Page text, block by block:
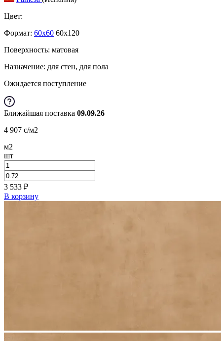
Цвет:
Формат: 60x60 60x120
Поверхность: матовая
Назначение: для стен, для пола
Ожидается поступление
Ближайшая поставка 09.09.26
4 907 c/м2
м2
шт
3 533 ₽
В корзину